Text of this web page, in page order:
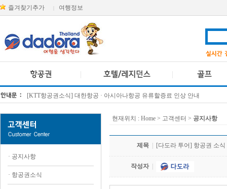
즐겨찾기추가 여행정보
[KTT항공권소식] 대한항공 · 아시아나항공 유류할증료 인상 안내
· 공지사항
· 항공권소식
현재위치 : Home > 고객센터 > 공지사항
제목 [다도라 투어] 항공권 소
작성자